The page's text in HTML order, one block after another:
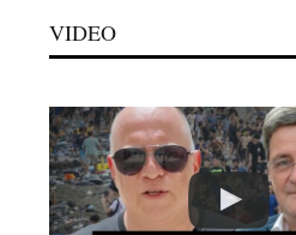
VIDEO